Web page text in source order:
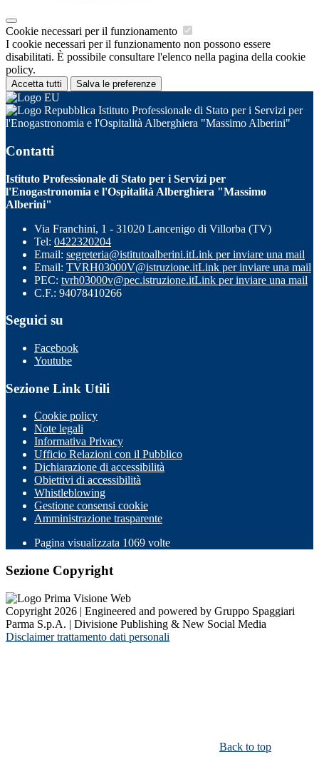
Cookie necessari per il funzionamento
I cookie necessari per il funzionamento non possono essere
disabilitati. È possibile consultare l'elenco nella pagina della cookie
policy.
Accetta tutti Salva le preferenze
Istituto Professionale di Stato per i Servizi per
l'Enogastronomia e l'Ospitalità Alberghiera "Massimo Alberini"
Contatti
Istituto Professionale di Stato per i Servizi per
l'Enogastronomia e l'Ospitalità Alberghiera "Massimo
Alberini"
Via Franchini, 1 - 31020 Lancenigo di Villorba (TV)
Tel: 0422320204
Email: segreteria@istitutoalberini.itLink per inviare una mail
Email: TVRH03000V@istruzione.itLink per inviare una mail
PEC: tvrh03000v@pec.istruzione.itLink per inviare una mail
C.F.: 94078410266
Seguici su
Facebook
Youtube
Sezione Link Utili
Cookie policy
Note legali
Informativa Privacy
Ufficio Relazioni con il Pubblico
Dichiarazione di accessibilità
Obiettivi di accessibilità
Whistleblowing
Gestione consensi cookie
Amministrazione trasparente
Pagina visualizzata 1069 volte
Sezione Copyright
Copyright 2026 | Engineered and powered by Gruppo Spaggiari
Parma S.p.A. | Divisione Publishing & New Social Media
Disclaimer trattamento dati personali
Back to top